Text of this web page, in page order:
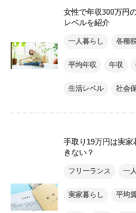
女性で年収300万円
レベルを紹介
一人暮らし 各種
平均年収 年収
生活レベル 社会
手取り19万円は実
きない？
フリーランス 一
実家暮らし 平均